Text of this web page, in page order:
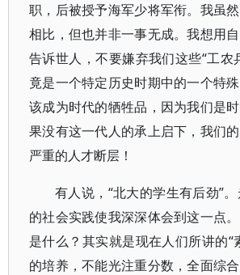
职，后被授予海军少将军衔。我虽
相比，但也并非一事无成。我想用
告诉世人，不要嫌弃我们这些“工农
竟是一个特定历史时期中的一个特
该成为时代的牺牲品，因为我们是
果没有这一代人的承上启下，我们
严重的人才断层！
有人说，“北大的学生有后劲”
的社会实践使我深深体会到这一点
是什么？其实就是现在人们所讲的“
的培养，不能光注重分数，全面综